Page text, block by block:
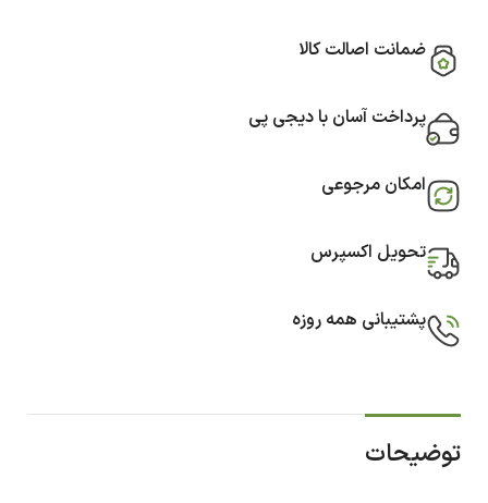
ضمانت اصالت کالا
پرداخت آسان با دیجی پی
امکان مرجوعی
تحویل اکسپرس
پشتیبانی همه روزه
توضیحات